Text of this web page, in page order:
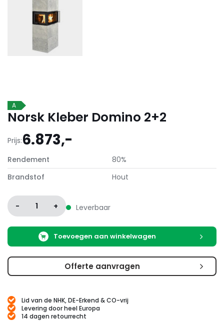
A
Norsk Kleber Domino 2+2
Prijs:6.873,-
Rendement
80%
Brandstof
Hout
- 1 + Leverbaar
Toevoegen aan winkelwagen
Offerte aanvragen
Lid van de NHK, DE-Erkend & CO-vrij
Levering door heel Europa
14 dagen retourrecht